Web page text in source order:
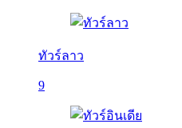
ทัวร์ลาว
9